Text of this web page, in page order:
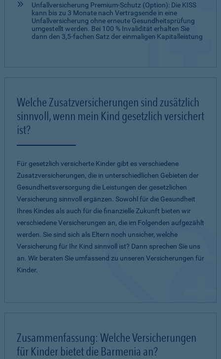
Unfallversicherung Premium-Schutz (Option): Die KISS
kann bis zu 3 Monate nach Vertragsende in eine
Unfallversicherung ohne erneute Gesundheitsprüfung
umgestellt werden. Bei 100 % Invalidität erhalten Sie
dann den 3,5-fachen Satz der einmaligen Kapitalleistung
Welche Zusatzversicherungen sind zusätzlich
sinnvoll, wenn mein Kind gesetzlich versichert
ist?
Für gesetzlich versicherte Kinder gibt es verschiedene
Zusatzversicherungen, die in unterschiedlichen Gebieten der
Gesundheitsversorgung die Leistungen der gesetzlichen
Versicherung sinnvoll ergänzen. Sowohl für die Gesundheit
Ihres Kindes als auch für die finanzielle Zukunft bieten wir
verschiedene Versicherungen an, die im Folgenden aufgezählt
werden. Sie sind sich als Eltern noch unsicher, welche
Versicherung für Ihr Kind sinnvoll ist? Dann sprechen Sie uns
an. Wir beraten Sie umfassend zu unseren Versicherungen für
Kinder.
Zusammenfassung: Welche Versicherungen
für Kinder bietet die Barmenia an?